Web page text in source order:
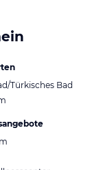
Türkisches Bad